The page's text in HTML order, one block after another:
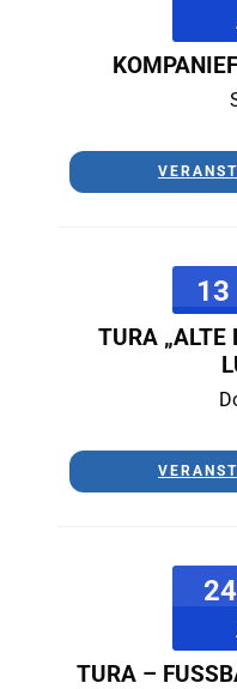
13
TURA „ALTE
TURA –